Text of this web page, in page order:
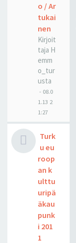
o / Ar
tukai
nen
Kirjoit
taja H
emm
o_tur
usta
- 08.0
1.13 2
1:27
Turk
u eu
roop
an k
ulttu
uripä
äkau
punk
i 201
1